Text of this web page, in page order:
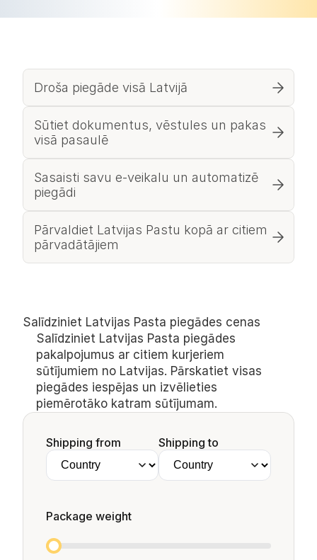
Droša piegāde visā Latvijā
Sūtiet dokumentus, vēstules un pakas
visā pasaulē
Sasaisti savu e-veikalu un automatizē
piegādi
Pārvaldiet Latvijas Pastu kopā ar citiem
pārvadātājiem
Salīdziniet Latvijas Pasta piegādes cenas
Salīdziniet Latvijas Pasta piegādes
pakalpojumus ar citiem kurjeriem
sūtījumiem no Latvijas. Pārskatiet visas
piegādes iespējas un izvēlieties
piemērotāko katram sūtījumam.